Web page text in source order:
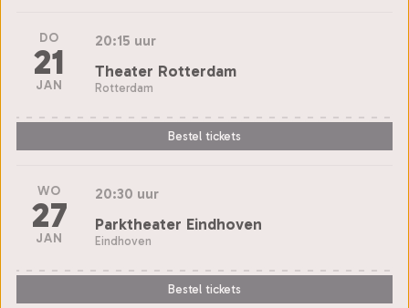
DO
21
JAN
20:15 uur
Theater Rotterdam
Rotterdam
Bestel tickets
WO
27
JAN
20:30 uur
Parktheater Eindhoven
Eindhoven
Bestel tickets